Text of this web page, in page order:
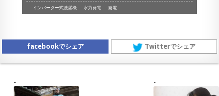
インバーター式洗濯機
水力発電 発電
facebookでシェア Twitterでシェア